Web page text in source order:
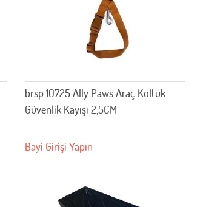
brsp 10725 Ally Paws Araç Koltuk
Güvenlik Kayışı 2,5CM
Bayi Girişi Yapın